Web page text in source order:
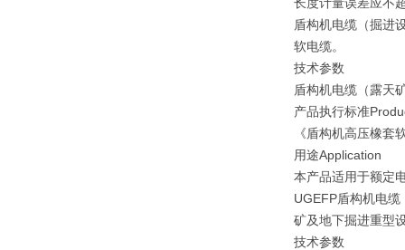
盾构机电缆（掘进
软电缆。
技术参数
盾构机电缆（露天
产品执行标准
《盾构机高压橡套
用途Application
本产品适用于额定
UGEFP盾构机电
矿及地下掘进重型
技术参数